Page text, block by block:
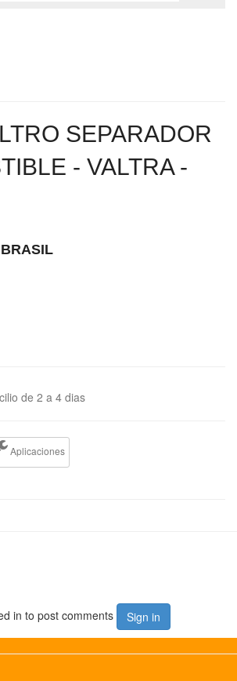
SEPARADOR
- VALTRA -
de 2 a 4 dias
Aplicaciones
in to post comments Sign in